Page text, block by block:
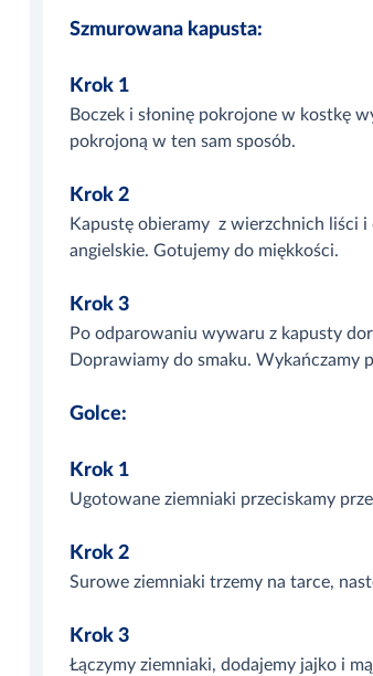
Szmurowana kapusta:
Krok 1
Boczek i słoninę pokrojone w kostkę
pokrojoną w ten sam sposób.
Krok 2
Kapustę obieramy z wierzchnich liści
angielskie. Gotujemy do miękkości.
Krok 3
Po odparowaniu wywaru z kapusty
Doprawiamy do smaku. Wykańczamy
Golce:
Krok 1
Ugotowane ziemniaki przeciskamy
Krok 2
Surowe ziemniaki trzemy na tarce,
Krok 3
Łączymy ziemniaki, dodajemy jajko i